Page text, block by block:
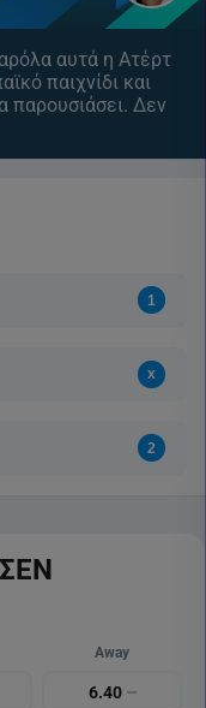
αυτά η Ατέρτ
παιχνίδι και
παρουσιάσει. Δεν
Away
6.40